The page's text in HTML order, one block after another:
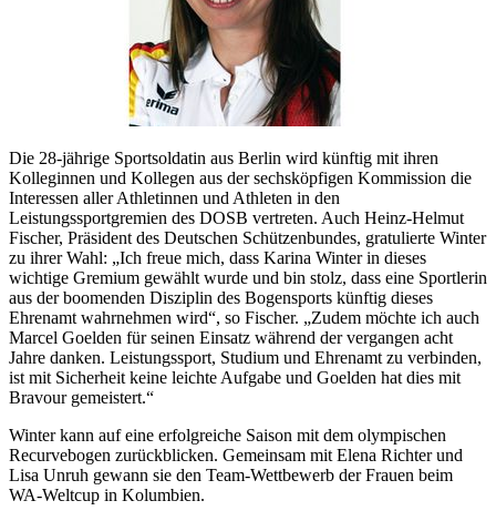
Die 28-jährige Sportsoldatin aus Berlin wird künftig mit ihren
Kolleginnen und Kollegen aus der sechsköpfigen Kommission die
Interessen aller Athletinnen und Athleten in den
Leistungssportgremien des DOSB vertreten. Auch Heinz-Helmut
Fischer, Präsident des Deutschen Schützenbundes, gratulierte Winter
zu ihrer Wahl: „Ich freue mich, dass Karina Winter in dieses
wichtige Gremium gewählt wurde und bin stolz, dass eine Sportlerin
aus der boomenden Disziplin des Bogensports künftig dieses
Ehrenamt wahrnehmen wird“, so Fischer. „Zudem möchte ich auch
Marcel Goelden für seinen Einsatz während der vergangen acht
Jahre danken. Leistungssport, Studium und Ehrenamt zu verbinden,
ist mit Sicherheit keine leichte Aufgabe und Goelden hat dies mit
Bravour gemeistert.“
Winter kann auf eine erfolgreiche Saison mit dem olympischen
Recurvebogen zurückblicken. Gemeinsam mit Elena Richter und
Lisa Unruh gewann sie den Team-Wettbewerb der Frauen beim
WA-Weltcup in Kolumbien.